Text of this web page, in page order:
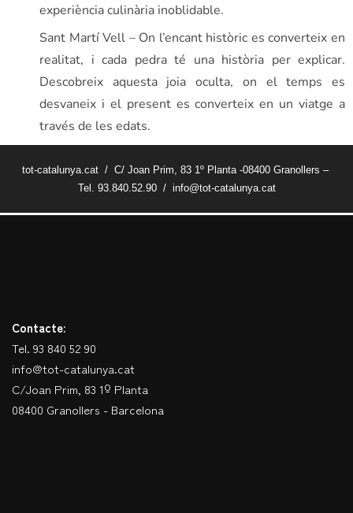
experiència culinària inoblidable.
Sant Martí Vell – On l’encant històric es converteix en
realitat, i cada pedra té una història per explicar.
Descobreix aquesta joia oculta, on el temps es
desvaneix i el present es converteix en un viatge a
través de les edats.
tot-catalunya.cat / C/ Joan Prim, 83 1º Planta -08400 Granollers –
Tel. 93.840.52.90 / info@tot-catalunya.cat
Contacte:
Tel. 93 840 52 90
info@tot-catalunya.cat
C/Joan Prim, 83 1º Planta
08400 Granollers - Barcelona